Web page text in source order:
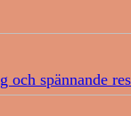
spännande